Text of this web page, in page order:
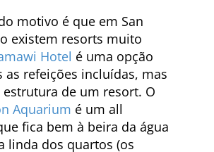
motivo é que em San
existem resorts muito
Hotel é uma opção
as refeições incluídas, mas
estrutura de um resort. O
Aquarium é um all
fica bem à beira da água
linda dos quartos (os